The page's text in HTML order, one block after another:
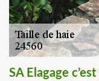
SA Elagage